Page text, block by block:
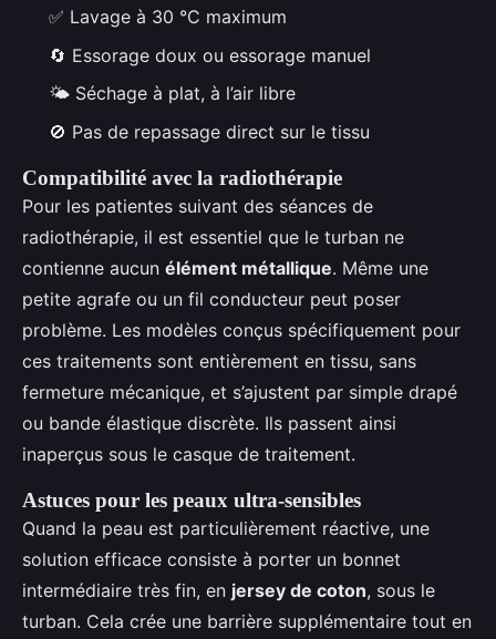
✅ Lavage à 30 °C maximum
🔄 Essorage doux ou essorage manuel
🌤️ Séchage à plat, à l’air libre
🚫 Pas de repassage direct sur le tissu
Compatibilité avec la radiothérapie
Pour les patientes suivant des séances de
radiothérapie, il est essentiel que le turban ne
contienne aucun élément métallique. Même une
petite agrafe ou un fil conducteur peut poser
problème. Les modèles conçus spécifiquement pour
ces traitements sont entièrement en tissu, sans
fermeture mécanique, et s’ajustent par simple drapé
ou bande élastique discrète. Ils passent ainsi
inaperçus sous le casque de traitement.
Astuces pour les peaux ultra-sensibles
Quand la peau est particulièrement réactive, une
solution efficace consiste à porter un bonnet
intermédiaire très fin, en jersey de coton, sous le
turban. Cela crée une barrière supplémentaire tout en